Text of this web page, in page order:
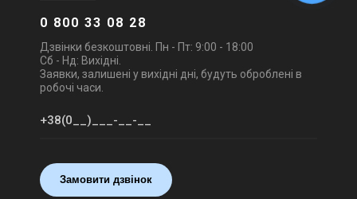
0 800 33 08 28
Дзвінки безкоштовні. Пн - Пт: 9:00 - 18:00
Сб - Нд: Вихідні.
Заявки, залишені у вихідні дні, будуть оброблені в
робочі часи.
Замовити дзвінок